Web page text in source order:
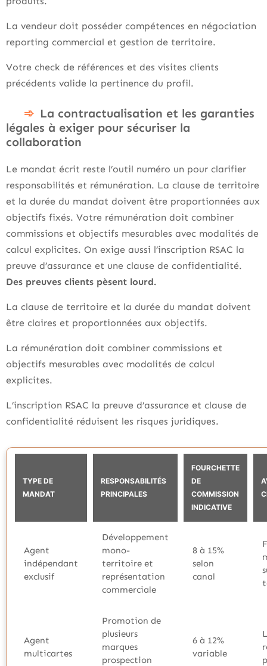
La vendeur doit posséder compétences en négociation
reporting commercial et gestion de territoire.
Votre check de références et des visites clients
précédents valide la pertinence du profil.
La contractualisation et les garanties
légales à exiger pour sécuriser la
collaboration
Le mandat écrit reste l’outil numéro un pour clarifier
responsabilités et rémunération. La clause de territoire
et la durée du mandat doivent être proportionnées aux
objectifs fixés. Votre rémunération doit combiner
commissions et objectifs mesurables avec modalités de
calcul explicites. On exige aussi l’inscription RSAC la
preuve d’assurance et une clause de confidentialité.
Des preuves clients pèsent lourd.
La clause de territoire et la durée du mandat doivent
être claires et proportionnées aux objectifs.
La rémunération doit combiner commissions et
objectifs mesurables avec modalités de calcul
explicites.
L’inscription RSAC la preuve d’assurance et clause de
confidentialité réduisent les risques juridiques.
TYPE DE
MANDAT
RESPONSABILITÉS
PRINCIPALES
FOURCHETTE
DE
COMMISSION
INDICATIVE
Agent
indépendant
exclusif
Développement
mono-
territoire et
représentation
commerciale
8 à 15%
selon
canal
Agent
multicartes
Promotion de
plusieurs
marques
prospection
6 à 12%
variable